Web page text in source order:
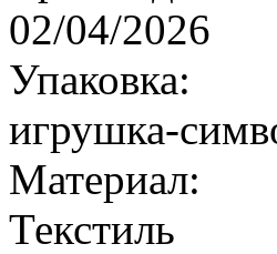
02/04/2026
Упаковка:
игрушка-
Материал:
Текстиль